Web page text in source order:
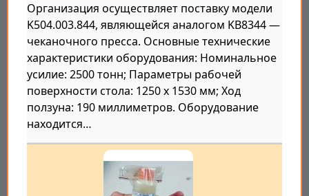
Организация осуществляет поставку модели
K504.003.844, являющейся аналогом KB8344 —
чеканочного пресса. Основные технические
характеристики оборудования: Номинальное
усилие: 2500 тонн; Параметры рабочей
поверхности стола: 1250 х 1530 мм; Ход
ползуна: 190 миллиметров. Оборудование
находится…